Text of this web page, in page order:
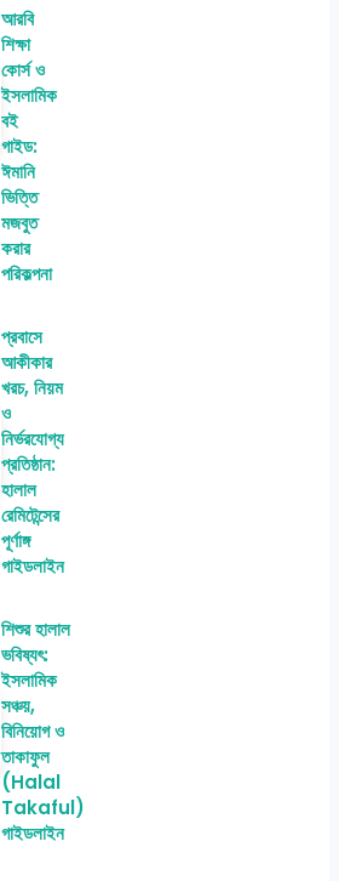
আরবি
শিক্ষা
কোর্স ও
ইসলামিক
বই
গাইড:
ঈমানি
ভিত্তি
মজবুত
করার
পরিকল্পনা
প্রবাসে
আকীকার
খরচ, নিয়ম
ও
নির্ভরযোগ্য
প্রতিষ্ঠান:
হালাল
রেমিটেন্সের
পূর্ণাঙ্গ
গাইডলাইন
শিশুর হালাল
ভবিষ্যৎ:
ইসলামিক
সঞ্চয়,
বিনিয়োগ ও
তাকাফুল
(Halal
Takaful)
গাইডলাইন